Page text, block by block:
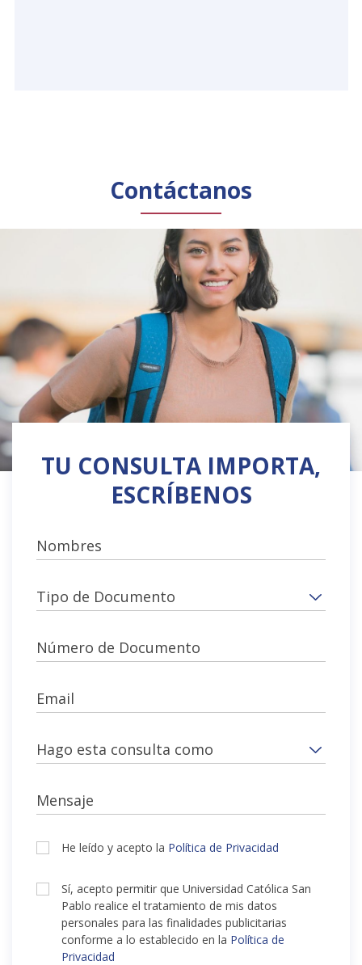
Contáctanos
TU CONSULTA IMPORTA,
ESCRÍBENOS
Nombres
Tipo de Documento
Número de Documento
Email
Hago esta consulta como
Mensaje
He leído y acepto la Política de Privacidad
Sí, acepto permitir que Universidad Católica San
Pablo realice el tratamiento de mis datos
personales para las finalidades publicitarias
conforme a lo establecido en la Política de
Privacidad